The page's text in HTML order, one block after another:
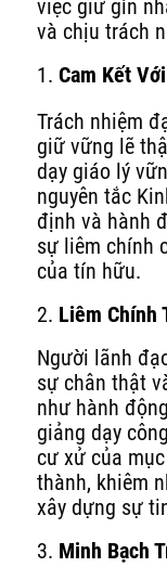
việc giữ gìn
và chịu trách
1. Cam Kết
Trách nhiệm
giữ vững lẽ
dạy giáo lý
nguyên tắc
định và hành
sự liêm chính
của tín hữu.
2. Liêm Chính
Người lãnh
sự chân thật
như hành
giảng dạy
cư xử của
thành, khiêm
xây dựng sự
3. Minh Bạch